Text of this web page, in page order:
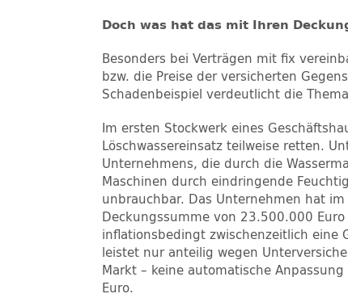
Doch was hat das mit Ihren
Besonders bei Verträgen mit fix
bzw. die Preise der versicherten
Schadenbeispiel verdeutlicht die
Im ersten Stockwerk eines
Löschwassereinsatz teilweise retten.
Unternehmens, die durch die
Maschinen durch eindringende
unbrauchbar. Das Unternehmen hat
Deckungssumme von 23.500.000
inflationsbedingt zwischenzeitlich eine
leistet nur anteilig wegen
Markt – keine automatische
Euro.